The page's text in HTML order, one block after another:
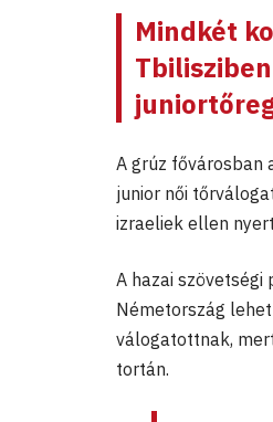
Mindkét
A grúz fővárosban
junior női
izraeliek ellen
A hazai
Németország
válogatottnak,
tortán.